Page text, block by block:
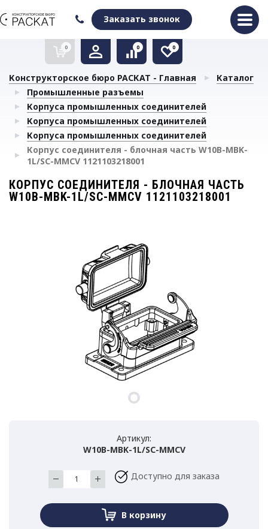
Заказать звонок
0
Очистить список сравнения
0
Очистить избранное
0
Конструкторское бюро РАСКАТ - Главная
Каталог
Промышленные разъемы
Корпуса промышленных соединителей
Корпуса промышленных соединителей
Корпуса промышленных соединителей
Корпус соединителя - блочная часть W10B-MBK-
1L/SC-MMCV 1121103218001
КОРПУС СОЕДИНИТЕЛЯ - БЛОЧНАЯ ЧАСТЬ
W10B-MBK-1L/SC-MMCV 1121103218001
Артикул:
W10B-MBK-1L/SC-MMCV
Доступно для заказа